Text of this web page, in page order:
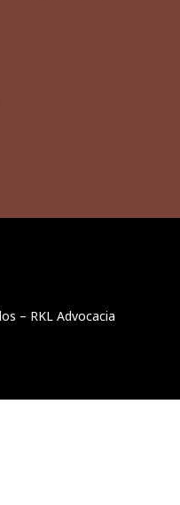
– RKL Advocacia